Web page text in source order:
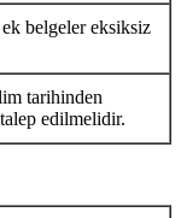
belgeler eksiksiz
tarihinden
edilmelidir.